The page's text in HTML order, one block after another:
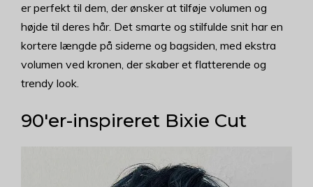
er perfekt til dem, der ønsker at tilføje volumen og
højde til deres hår. Det smarte og stilfulde snit har en
kortere længde på siderne og bagsiden, med ekstra
volumen ved kronen, der skaber et flatterende og
trendy look.
90'er-inspireret Bixie Cut